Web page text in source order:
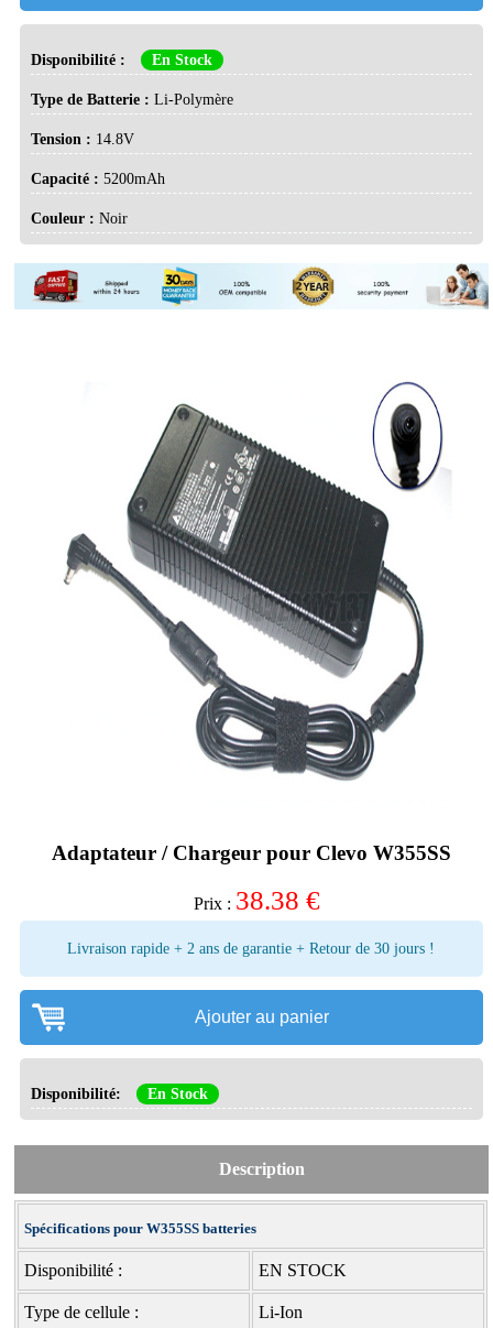
Disponibilité : En Stock
Type de Batterie :Li-Polymère
Tension : 14.8V
Capacité :5200mAh
Couleur :Noir
Adaptateur / Chargeur pour Clevo W355SS
Prix : 38.38 €
Livraison rapide + 2 ans de garantie + Retour de 30 jours !
Ajouter au panier
Disponibilité: En Stock
Description
Spécifications pour W355SS batteries
Disponibilité : EN STOCK
Type de cellule : Li-Ion